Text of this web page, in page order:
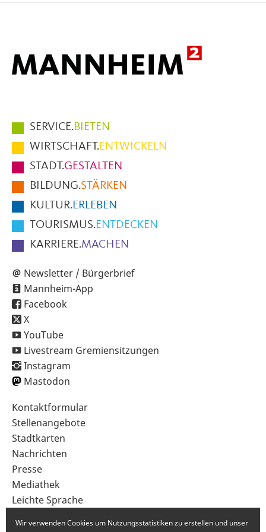
Hauptmenüpunkte
im
Fußbereich
der
Seite
SERVICE.BIETEN
WIRTSCHAFT.ENTWICKELN
STADT.GESTALTEN
BILDUNG.STÄRKEN
KULTUR.ERLEBEN
TOURISMUS.ENTDECKEN
KARRIERE.MACHEN
Newsletter / Bürgerbrief
Mannheim-App
Facebook
X
YouTube
Livestream Gremiensitzungen
Instagram
Mastodon
Sekundärnavigation
im
Fußbereich
Kontaktformular
Stellenangebote
Stadtkarten
Nachrichten
Presse
Mediathek
Leichte Sprache
Wir verwenden Cookies um Nutzungsstatistiken zu erstellen und unser